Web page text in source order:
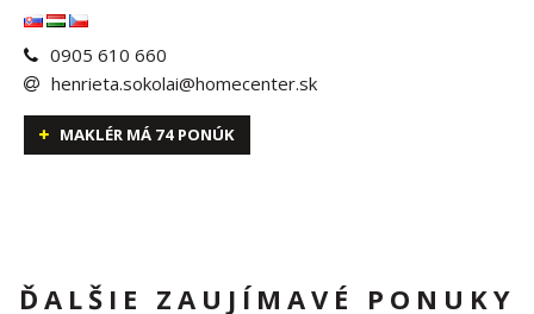
0905 610 660
henrieta.sokolai@homecenter.sk
MAKLÉR MÁ 74 PONÚK
ĎALŠIE ZAUJÍMAVÉ PONUKY